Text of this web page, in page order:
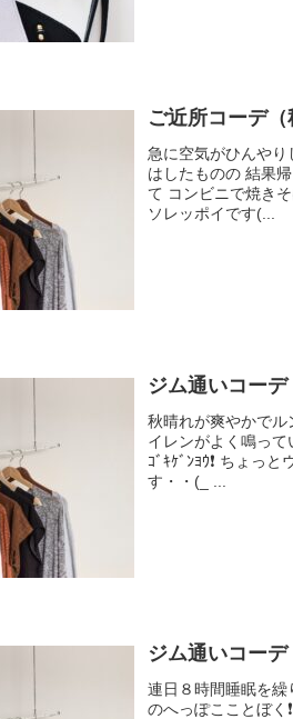
ご近所コーデ（
急に空気がひんや
はしたものの 結果
て コンビニで焼き
ソレッポイです(...
ジム通いコーデ
秋晴れが爽やかで
イレンがよく鳴って
ｺﾞｷｹﾞﾝﾖｳ❗️ ちょっ
す・・(_ ...
ジム通いコーデ
連日８時間睡眠を
のへっぽこことぼく